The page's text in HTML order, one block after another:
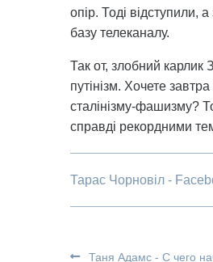
опір. Тоді відступили,
базу телеканалу.
Так от, злобний карлик
путінізм. Хочете
сталінізму-фашизму?
справді рекордними
Тарас Чорновіл -
Таня Адамс - С чего